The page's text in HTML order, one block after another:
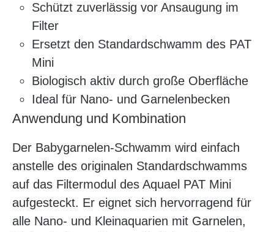
Schützt zuverlässig vor Ansaugung im
Filter
Ersetzt den Standardschwamm des PAT
Mini
Biologisch aktiv durch große Oberfläche
Ideal für Nano- und Garnelenbecken
Anwendung und Kombination
Der Babygarnelen-Schwamm wird einfach
anstelle des originalen Standardschwamms
auf das Filtermodul des Aquael PAT Mini
aufgesteckt. Er eignet sich hervorragend für
alle Nano- und Kleinaquarien mit Garnelen,